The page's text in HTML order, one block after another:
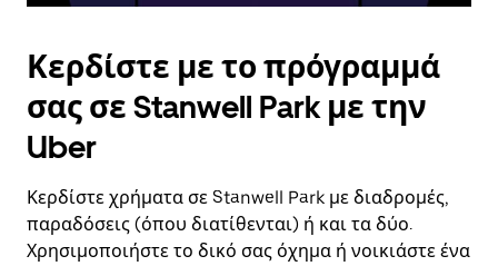
Κερδίστε με το πρόγραμμά
σας σε Stanwell Park με την
Uber
Κερδίστε χρήματα σε Stanwell Park με διαδρομές,
παραδόσεις (όπου διατίθενται) ή και τα δύο.
Χρησιμοποιήστε το δικό σας όχημα ή νοικιάστε ένα